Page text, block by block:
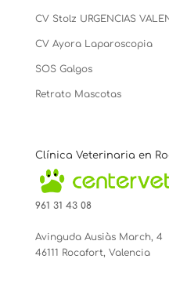
CV Stolz URGENCIAS
CV Ayora Laparoscopia
SOS Galgos
Retrato Mascotas
Clínica Veterinaria en
961 31 43 08
Avinguda Ausiàs March, 4
46111 Rocafort, Valencia